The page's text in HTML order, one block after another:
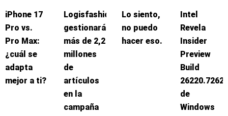
iPhone 17
Pro vs.
Pro Max:
¿cuál se
adapta
mejor a ti?
Logisfashion
gestionará
más de 2,2
millones
de
artículos
en la
campaña
Lo siento,
no puedo
hacer eso.
Intel
Revela
Insider
Preview
Build
26220.7262
de
Windows